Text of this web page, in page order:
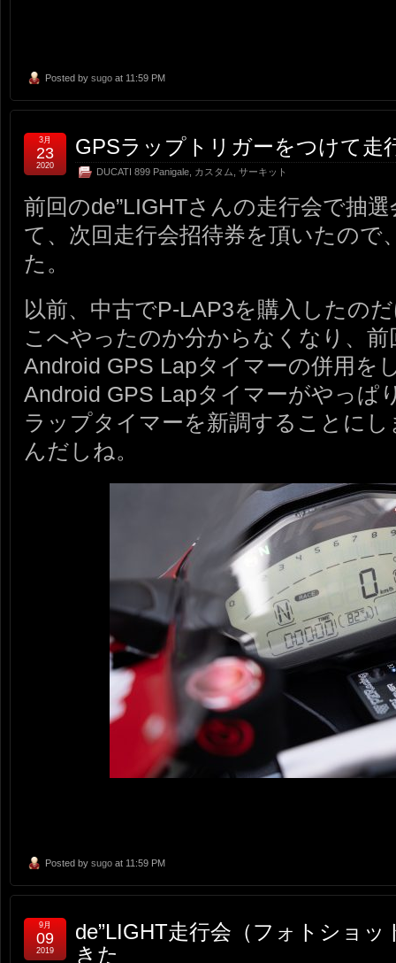
Posted by sugo at 11:59 PM
GPSラップトリガーをつけて走
DUCATI 899 Panigale カスタム サーキット
3月
23
2020
前回のde”LIGHTさんの走行会で抽
て、次回走行会招待券を頂いたので
た。
以前、中古でP-LAP3を購入したの
こへやったのか分からなくなり、
Android GPS Lapタイマーの併用を
Android GPS Lapタイマーがやっぱ
ラップタイマーを新調することに
んだしね。
Posted by sugo at 11:59 PM
de”LIGHT走行会（フォトショ
きた
9月
09
2019